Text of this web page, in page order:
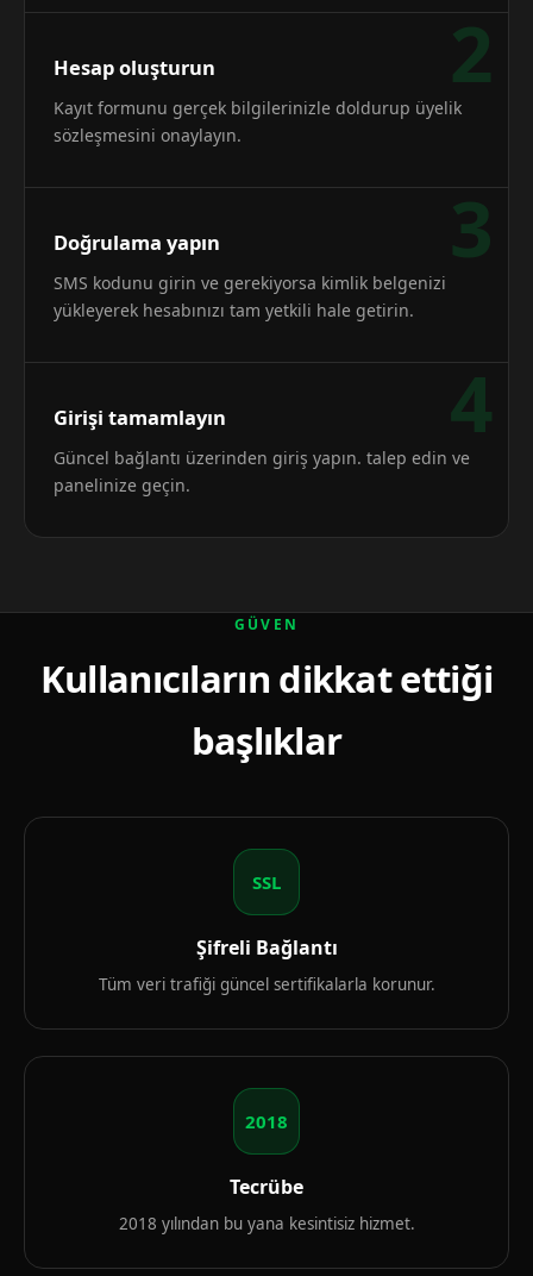
2
Hesap oluşturun
Kayıt formunu gerçek bilgilerinizle doldurup üyelik
sözleşmesini onaylayın.
3
Doğrulama yapın
SMS kodunu girin ve gerekiyorsa kimlik belgenizi
yükleyerek hesabınızı tam yetkili hale getirin.
4
Girişi tamamlayın
Güncel bağlantı üzerinden giriş yapın. talep edin ve
panelinize geçin.
GÜVEN
Kullanıcıların dikkat ettiği
başlıklar
SSL
Şifreli Bağlantı
Tüm veri trafiği güncel sertifikalarla korunur.
2018
Tecrübe
2018 yılından bu yana kesintisiz hizmet.